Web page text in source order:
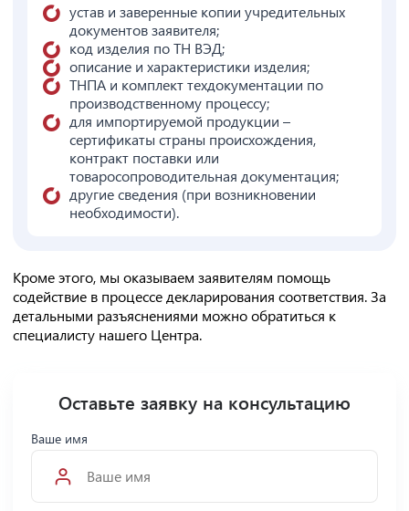
устав и заверенные копии учредительных
документов заявителя;
код изделия по ТН ВЭД;
описание и характеристики изделия;
ТНПА и комплект техдокументации по
производственному процессу;
для импортируемой продукции –
сертификаты страны происхождения,
контракт поставки или
товаросопроводительная документация;
другие сведения (при возникновении
необходимости).
Кроме этого, мы оказываем заявителям помощь
содействие в процессе декларирования соответствия. За
детальными разъяснениями можно обратиться к
специалисту нашего Центра.
Оставьте заявку на консультацию
Ваше имя